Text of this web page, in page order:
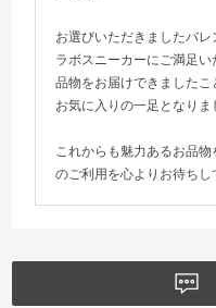
お選びいただきましたバ
ラボスニーカーにご満足
品物をお届けできましたこ
お気に入りの一足となりま
これからも魅力あるお品
のご利用を心よりお待ちし